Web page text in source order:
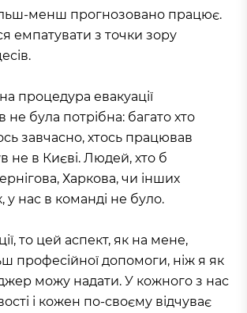
менш прогнозовано працює.
емпатувати з точки зору
процедура евакуації
не була потрібна: багато хто
завчасно, хтось працював
не в Києві. Людей, хто б
Харкова, чи інших
у нас в команді не було.
то цей аспект, як на мене,
професійної допомоги, ніж я як
можу надати. У кожного з нас
і кожен по-своєму відчуває